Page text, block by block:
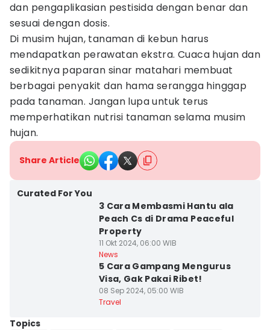
dan pengaplikasian pestisida dengan benar dan
sesuai dengan dosis.
Di musim hujan, tanaman di kebun harus
mendapatkan perawatan ekstra. Cuaca hujan dan
sedikitnya paparan sinar matahari membuat
berbagai penyakit dan hama serangga hinggap
pada tanaman. Jangan lupa untuk terus
memperhatikan nutrisi tanaman selama musim
hujan.
Share Article
Curated For You
3 Cara Membasmi Hantu ala
Peach Cs di Drama Peaceful
Property
11 Okt 2024, 06:00 WIB
News
5 Cara Gampang Mengurus
Visa, Gak Pakai Ribet!
08 Sep 2024, 05:00 WIB
Travel
Topics